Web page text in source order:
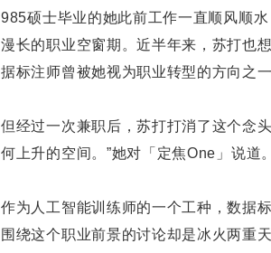
985硕士毕业的她此前工作一直顺风顺
漫长的职业空窗期。近半年来，苏打也
据标注师曾被她视为职业转型的方向之一
但经过一次兼职后，苏打打消了这个念
何上升的空间。”她对「定焦One」说道。
作为人工智能训练师的一个工种，数据
围绕这个职业前景的讨论却是冰火两重天